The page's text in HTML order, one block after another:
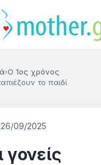
Ο 1ος χρόνος
το παιδί
26/09/2025
γονείς